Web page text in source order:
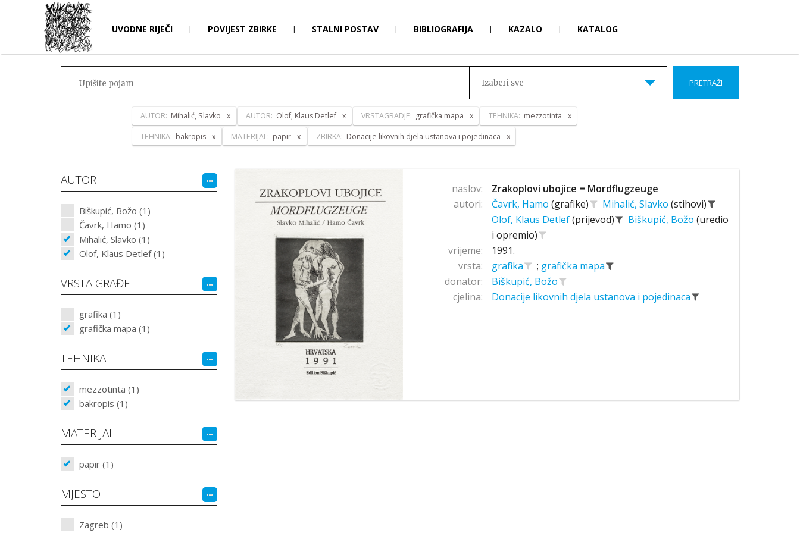
UVODNE RIJEČI | POVIJEST ZBIRKE | STALNI POSTAV | BIBLIOGRAFIJA | KAZALO | KATALOG
Izaberi sve PRETRAŽI
AUTOR: Mihalić, Slavko AUTOR: Olof, Klaus Detlef VRSTAGRADJE: grafička mapa TEHNIKA: mezzotinta
TEHNIKA: bakropis MATERIJAL: papir ZBIRKA: Donacije likovnih djela ustanova i pojedinaca
AUTOR
Biškupić, Božo (1)
Čavrk, Hamo (1)
Mihalić, Slavko (1)
Olof, Klaus Detlef (1)
VRSTA GRAĐE
grafika (1)
grafička mapa (1)
TEHNIKA
mezzotinta (1)
bakropis (1)
MATERIJAL
papir (1)
MJESTO
Zagreb (1)
naslov:
Zrakoplovi ubojice = Mordflugzeuge
autori:
Čavrk, Hamo (grafike) Mihalić, Slavko (stihovi)
Olof, Klaus Detlef(prijevod) Biškupić, Božo (uredio
i opremio)
vrijeme:
1991.
vrsta:
grafika ; grafička mapa
donator:
Biškupić, Božo
cjelina:
Donacije likovnih djela ustanova i pojedinaca